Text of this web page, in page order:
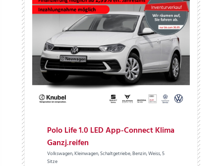
Polo Life 1.0 LED App-Connect Klima
Ganzj.reifen
Volkswagen, Kleinwagen, Schaltgetriebe, Benzin, Weiss, 5
Sitze